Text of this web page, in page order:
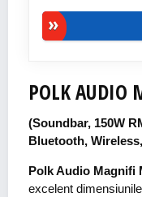
POLK AUDIO
(Soundbar, 150W
Bluetooth,
Polk Audio Magnifi
excelent